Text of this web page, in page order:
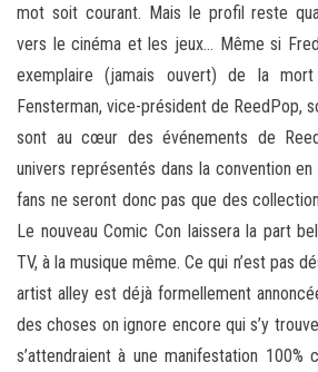
mot soit courant. Mais le profil reste
vers le cinéma et les jeux… Même si
exemplaire (jamais ouvert) de la mort
Fensterman, vice-président de ReedPop,
sont au cœur des événements de
univers représentés dans la convention
fans ne seront donc pas que des
Le nouveau Comic Con laissera la part
TV, à la musique même. Ce qui n’est pas
artist alley est déjà formellement
des choses on ignore encore qui s’y
s’attendraient à une manifestation